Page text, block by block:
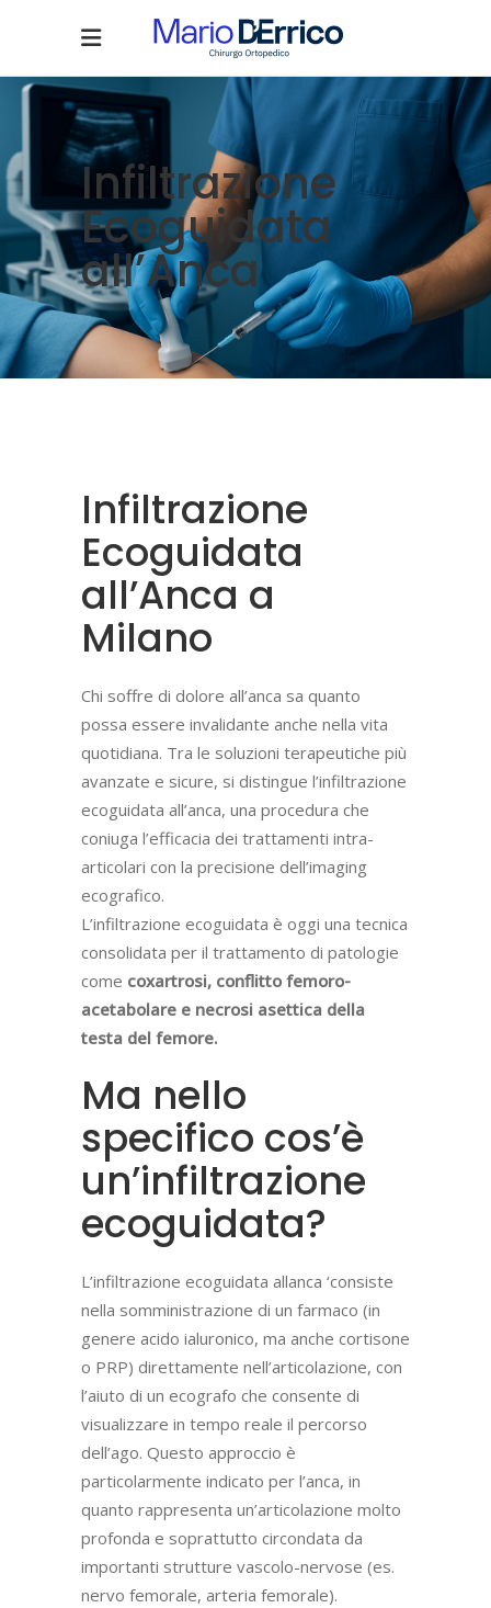
Infiltrazione
Ecoguidata
all’Anca
Infiltrazione
Ecoguidata
all’Anca a
Milano
Chi soffre di dolore all’anca sa quanto
possa essere invalidante anche nella vita
quotidiana. Tra le soluzioni terapeutiche più
avanzate e sicure, si distingue l’infiltrazione
ecoguidata all’anca, una procedura che
coniuga l’efficacia dei trattamenti intra-
articolari con la precisione dell’imaging
ecografico.
L’infiltrazione ecoguidata è oggi una tecnica
consolidata per il trattamento di patologie
come coxartrosi, conflitto femoro-
acetabolare e necrosi asettica della
testa del femore.
Ma nello
specifico cos’è
un’infiltrazione
ecoguidata?
L’infiltrazione ecoguidata allanca ‘consiste
nella somministrazione di un farmaco (in
genere acido ialuronico, ma anche cortisone
o PRP) direttamente nell’articolazione, con
l’aiuto di un ecografo che consente di
visualizzare in tempo reale il percorso
dell’ago. Questo approccio è
particolarmente indicato per l’anca, in
quanto rappresenta un’articolazione molto
profonda e soprattutto circondata da
importanti strutture vascolo-nervose (es.
nervo femorale, arteria femorale).